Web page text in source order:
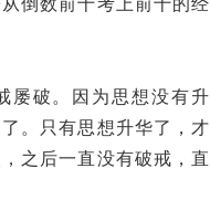
屡破。因为思想没有升
。只有思想升华了，才
之后一直没有破戒，直